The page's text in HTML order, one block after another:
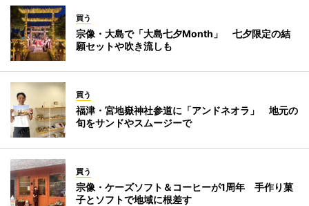
買う
宗像・大島で「大島七夕Month」 七夕限定の結
願セットや吹き流しも
買う
福津・宮地嶽神社参道に「アンドネオラ」 地元の
旬をサンドやスムージーで
買う
宗像・ケーズソフト＆コーヒーが1周年 手作り菓
子とソフトで地域に根差す